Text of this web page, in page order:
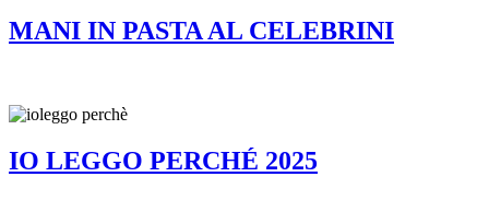
MANI IN PASTA AL CELEBRINI
IO LEGGO PERCHÉ 2025